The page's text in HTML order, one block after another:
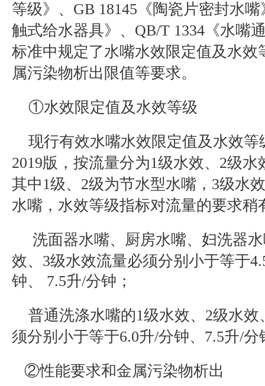
等级》、 GB 18145 《陶瓷片密封水嘴
触式给水器具》、 QB/T 1334 《水嘴
标准中规定了水嘴水效限定值及水效
属污染物析出限值等要求。
①水效限定值及水效等级
现行有效水嘴水效限定值及水效等
2019版，按流量分为1级水效、 2级水
其中1级、 2级为节水型水嘴， 3级水
水嘴，水效等级指标对流量的要求稍
洗面器水嘴、厨房水嘴、妇洗器
效、 3级水效流量必须分别小于等于
钟、
7.5升/分钟；
普通洗涤水嘴的1级水效、 2级水效
须分别小于等于6.0升/分钟、 7.5升/分
②性能要求和金属污染物析出